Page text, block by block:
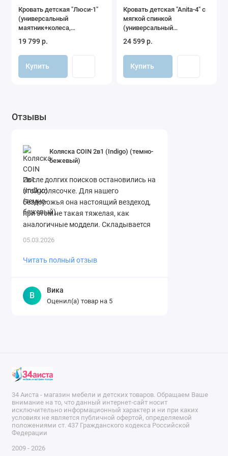
и подстаканник.
Для автомобильных поездок рекомендуется сразу
приобрести автокресло
Bobostelloгруппы 0+, идеально
подходящее к коляскам Aroteam и имеющее в комплекте
адаптеры для установки на раму.
Кровать детская "Люси-1"
(универсальный
маятник+колеса,
(слоновая кость)
19 799 р.
Купить
Кровать детская "Anita-4" с
мягкой спинкой
(универсальный
автостенка съемная, ящик)
(кашемир)
24 599 р.
Купить
Отзывы
Коляска COIN 2в1 (Indigo) (темно-
бежевый)
После долгих поисков остановились на
этой колясочке. Для нашего
бездорожья она настоящий вездеход,
при этом не такая тяжелая, как
аналогичные моддели. Складывается
05.03.2026
Читать полный отзыв
В
Вика
Оценил(а) товар на 5
34 Аиста - магазин мебели и детских товаров. Обращаем Ваше
внимание на то, что данный интернет-сайт носит
исключительно информационный характер и ни при каких
условиях не является публичной офертой, определяемой
положениями ст. 437 Гражданского кодекса Российской
Федерации
2009 - 2026